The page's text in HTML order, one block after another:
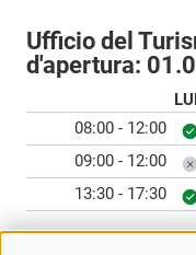
Ufficio del
d'apertura:
08:00 - 12:00
09:00 - 12:00
13:30 - 17:30